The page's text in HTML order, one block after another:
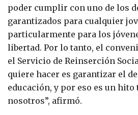
poder cumplir con uno de los
garantizados para cualquier
particularmente para los
libertad. Por lo tanto, el
el Servicio de Reinserción
quiere hacer es garantizar el
educación, y por eso es un
nosotros”, afirmó.